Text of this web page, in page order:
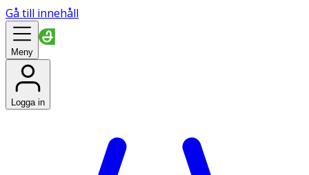
Gå till innehåll
Meny
Logga in